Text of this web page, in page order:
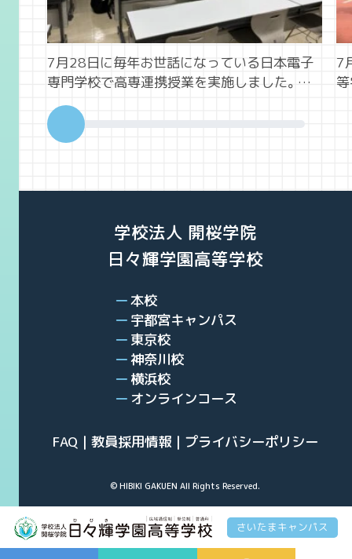
さいたまキャンパス
7月28日に毎年お世話になっている日本電子
専門学校で高専連携授業を実施しました。今
年の夏は「モバイルアプリケーション科」の講
義を体験。皆さんも使っているスマホのアプ
リを実際Macを使って作ってみました。難し
7
学校法人 開桜学院
日々輝学園高等学校
本校
宇都宮キャンパス
東京校
神奈川校
横浜校
オンラインコース
FAQ 教員採用情報 プライバシーポリシー
© HIBIKI GAKUEN All Rights Reserved.